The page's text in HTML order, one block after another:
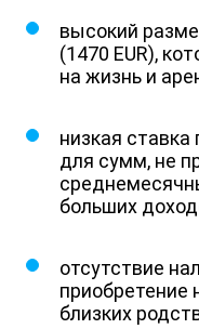
высокий
(1470 EUR),
на жизнь и
низкая ставка
для сумм, не
больших
отсутствие
приобретение
близких